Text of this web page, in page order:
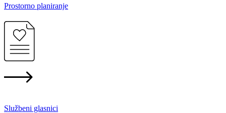
Prostorno planiranje
Službeni glasnici